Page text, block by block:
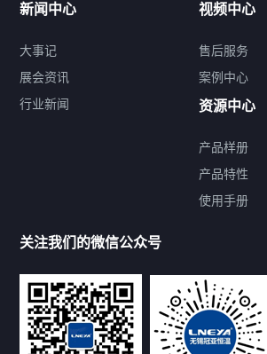
提交您的需求，免费获取产品资
--亦可拨打我们的24小时服务咨询热
新闻中心
大事记
展会资讯
行业新闻
视频中心
售后服务
案例中心
资源中心
产品样册
产品特性
使用手册
关注我们的微信公众号